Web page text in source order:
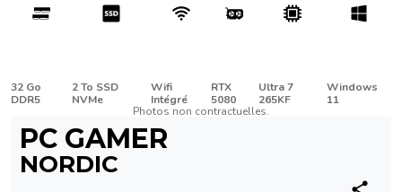
32 Go
DDR5
2 To SSD
NVMe
Wifi
Intégré
RTX
5080
Ultra 7
265KF
Windows
11
Photos non contractuelles.
PC GAMER
NORDIC